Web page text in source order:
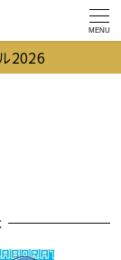
MENU
2026